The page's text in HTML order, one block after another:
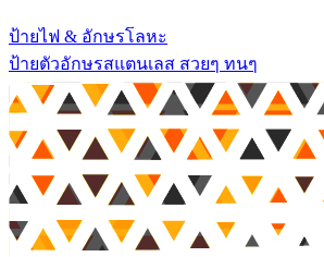
ป้ายไฟ & อักษรโลหะ
ป้ายตัวอักษรสแตนเลส สวยๆ ทนๆ